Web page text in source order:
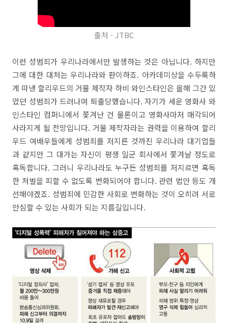
출처 - JTBC
이런 성범죄가 우리나라에서만 발생하는 것은 아닙니다. 하지만
그에 대한 대처는 우리나라와 판이하죠. 아카데미상을 수두룩하
게 따낸 할리우드의 거물 제작자 하비 와인스타인은 올해 그간 있
었던 성범죄가 드러나며 퇴출당했습니다. 자기가 세운 영화사 와
인스타인 컴퍼니에서 쫓겨난 건 물론이고 영화사마저 매각되어
사라지게 될 전망입니다. 거물 제작자라는 권력을 이용하여 할리
우드 여배우들에게 성범죄를 저지른 것까진 우리나라 대기업들
과 같지만 그 대가는 자신이 평생 일군 회사에서 쫓겨날 정도로
혹독합니다. 그러니 우리나라도 누구든 성범죄를 저지르면 혹독
한 처벌을 피할 수 없도록 변화되어야 합니다. 관련 법안 등도 개
선해야겠죠. 성범죄에 민감한 사회로 변화하는 것이 오히려 서로
안심할 수 있는 사회가 되는 지름길입니다.